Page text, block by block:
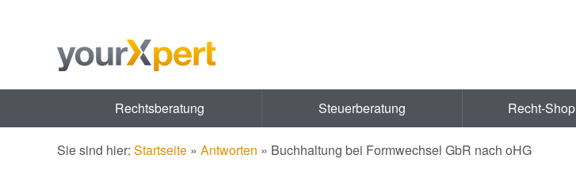
Rechtsberatung Steuerberatung Recht-Shop
Sie sind hier: Startseite » Antworten » Buchhaltung bei Formwechsel GbR nach oHG